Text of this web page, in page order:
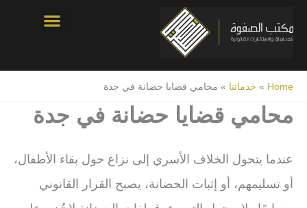
إلى
Home
» خدماتنا » محامي قضايا حضانة في جدة
محامي قضايا حضانة في جدة
عندما يتحول الخلاف الأسري إلى نزاع حول بقاء الأطفال،
أو تسليمهم، أو إثبات الحضانة، يصبح القرار القانوني